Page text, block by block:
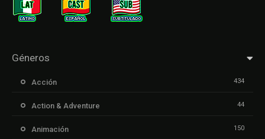
Géneros
Acción 434
Action & Adventure 44
Animación 150